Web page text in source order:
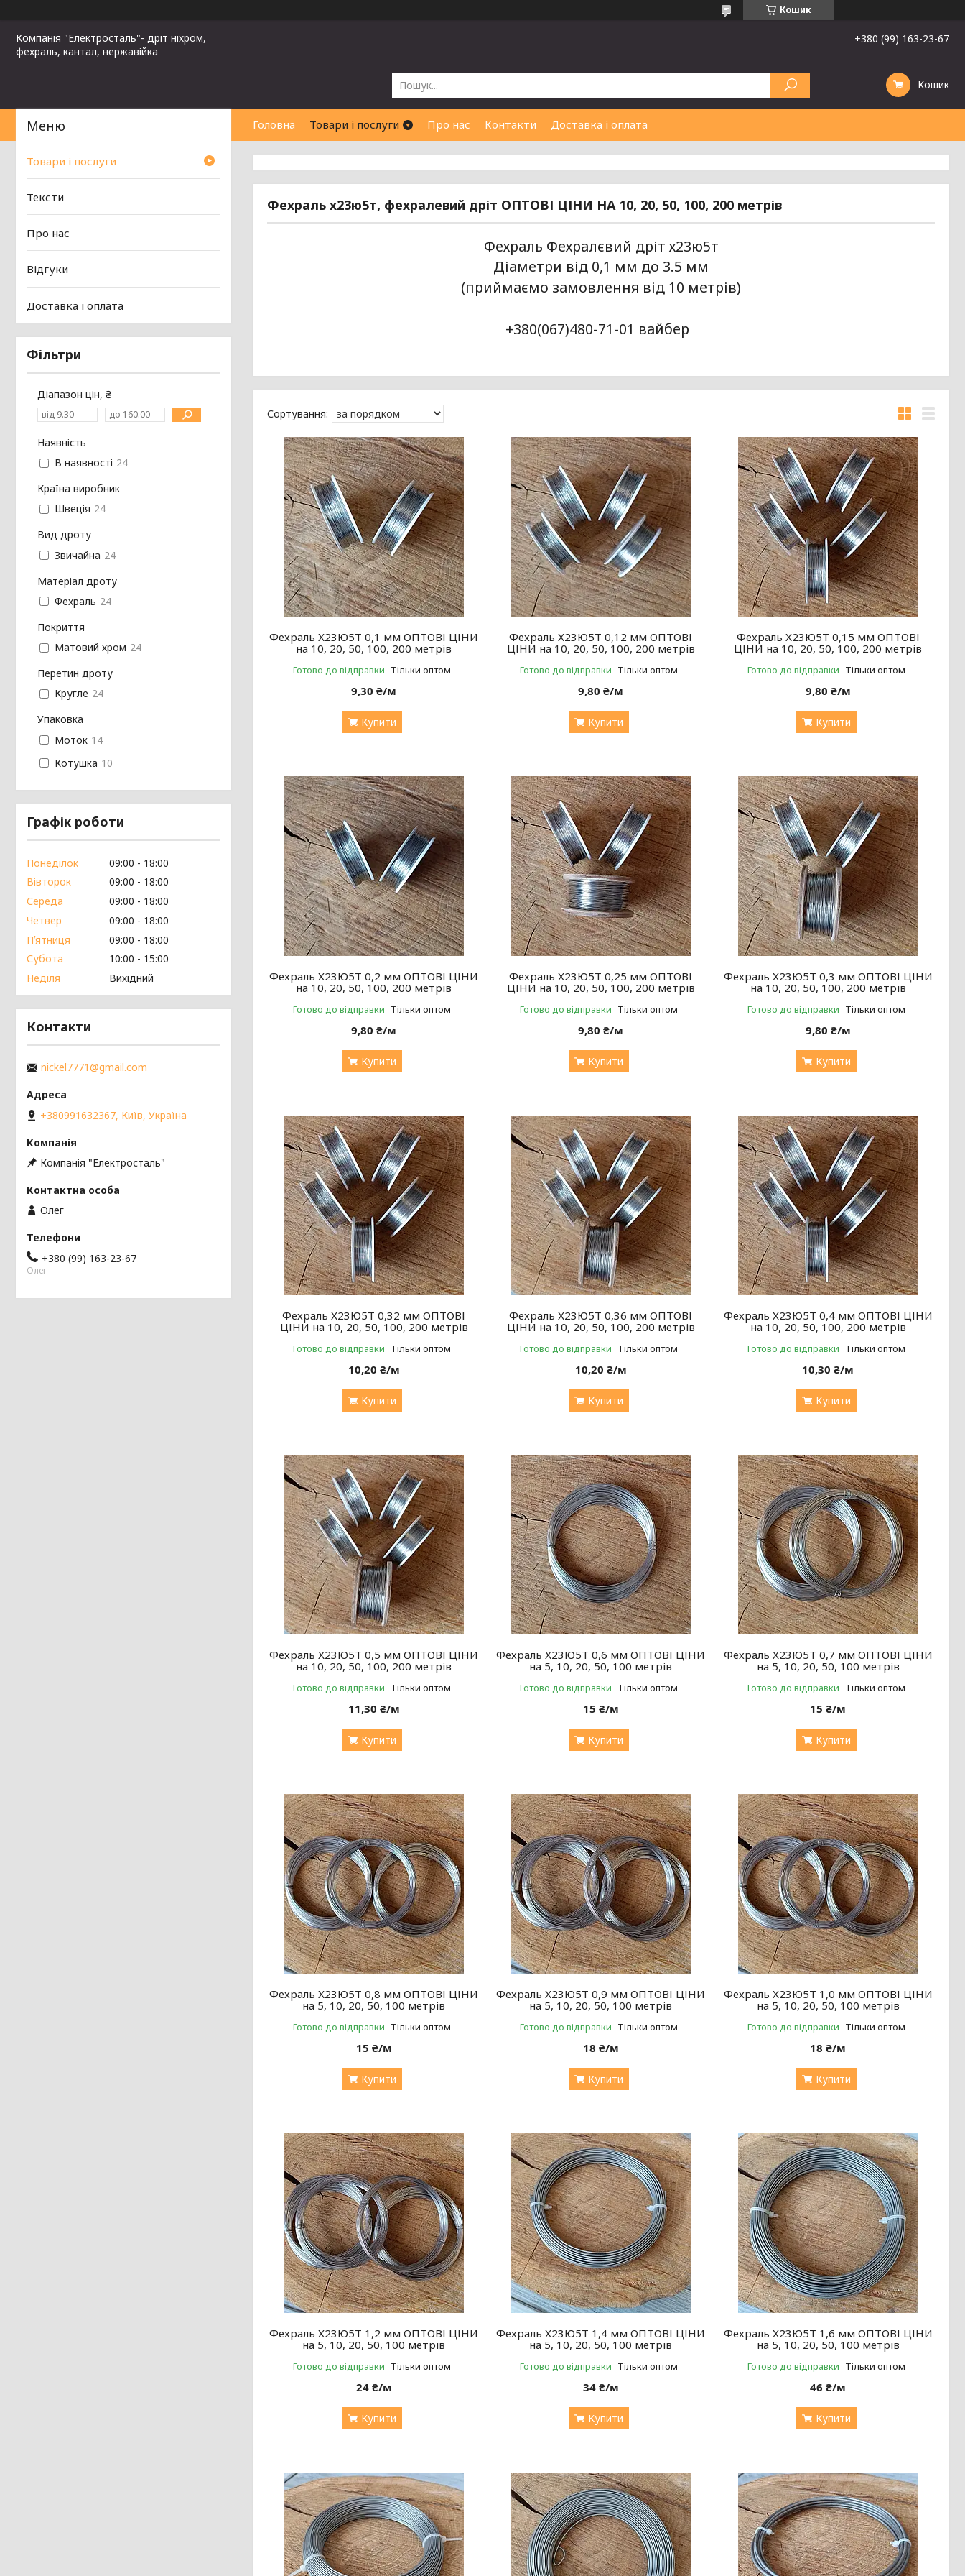
Кошик
Компанія "Електросталь"- дріт ніхром,
фехраль, кантал, нержавійка
+380 (99) 163-23-67
Кошик
Головна Товари і послуги Про нас Контакти Доставка і оплата
Фехраль х23ю5т, фехралевий дріт ОПТОВІ ЦІНИ НА 10, 20, 50, 100, 200 метрів
Фехраль Фехралєвий дріт х23ю5т
Діаметри від 0,1 мм до 3.5 мм
(приймаємо замовлення від 10 метрів)
+380(067)480-71-01 вайбер
Фехраль Х23Ю5Т 0,1 мм ОПТОВІ ЦІНИ
на 10, 20, 50, 100, 200 метрів
Готово до відправки Тільки оптом
9,30 ₴/м
Купити
Фехраль Х23Ю5Т 0,12 мм ОПТОВІ
ЦІНИ на 10, 20, 50, 100, 200 метрів
Готово до відправки Тільки оптом
9,80 ₴/м
Купити
Фехраль Х23Ю5Т 0,15 мм ОПТОВІ
ЦІНИ на 10, 20, 50, 100, 200 метрів
Готово до відправки Тільки оптом
9,80 ₴/м
Купити
Фехраль Х23Ю5Т 0,2 мм ОПТОВІ ЦІНИ
на 10, 20, 50, 100, 200 метрів
Готово до відправки Тільки оптом
9,80 ₴/м
Купити
Фехраль Х23Ю5Т 0,25 мм ОПТОВІ
ЦІНИ на 10, 20, 50, 100, 200 метрів
Готово до відправки Тільки оптом
9,80 ₴/м
Купити
Фехраль Х23Ю5Т 0,3 мм ОПТОВІ ЦІНИ
на 10, 20, 50, 100, 200 метрів
Готово до відправки Тільки оптом
9,80 ₴/м
Купити
Фехраль Х23Ю5Т 0,32 мм ОПТОВІ
ЦІНИ на 10, 20, 50, 100, 200 метрів
Готово до відправки Тільки оптом
10,20 ₴/м
Купити
Фехраль Х23Ю5Т 0,36 мм ОПТОВІ
ЦІНИ на 10, 20, 50, 100, 200 метрів
Готово до відправки Тільки оптом
10,20 ₴/м
Купити
Фехраль Х23Ю5Т 0,4 мм ОПТОВІ ЦІНИ
на 10, 20, 50, 100, 200 метрів
Готово до відправки Тільки оптом
10,30 ₴/м
Купити
Фехраль Х23Ю5Т 0,5 мм ОПТОВІ ЦІНИ
на 10, 20, 50, 100, 200 метрів
Готово до відправки Тільки оптом
11,30 ₴/м
Купити
Фехраль Х23Ю5Т 0,6 мм ОПТОВІ ЦІНИ
на 5, 10, 20, 50, 100 метрів
Готово до відправки Тільки оптом
15 ₴/м
Купити
Фехраль Х23Ю5Т 0,7 мм ОПТОВІ ЦІНИ
на 5, 10, 20, 50, 100 метрів
Готово до відправки Тільки оптом
15 ₴/м
Купити
Фехраль Х23Ю5Т 0,8 мм ОПТОВІ ЦІНИ
на 5, 10, 20, 50, 100 метрів
Готово до відправки Тільки оптом
15 ₴/м
Купити
Фехраль Х23Ю5Т 0,9 мм ОПТОВІ ЦІНИ
на 5, 10, 20, 50, 100 метрів
Готово до відправки Тільки оптом
18 ₴/м
Купити
Фехраль Х23Ю5Т 1,0 мм ОПТОВІ ЦІНИ
на 5, 10, 20, 50, 100 метрів
Готово до відправки Тільки оптом
18 ₴/м
Купити
Фехраль Х23Ю5Т 1,2 мм ОПТОВІ ЦІНИ
на 5, 10, 20, 50, 100 метрів
Готово до відправки Тільки оптом
24 ₴/м
Купити
Фехраль Х23Ю5Т 1,4 мм ОПТОВІ ЦІНИ
на 5, 10, 20, 50, 100 метрів
Готово до відправки Тільки оптом
34 ₴/м
Купити
Фехраль Х23Ю5Т 1,6 мм ОПТОВІ ЦІНИ
на 5, 10, 20, 50, 100 метрів
Готово до відправки Тільки оптом
46 ₴/м
Купити
Товари і послуги
Тексти
Про нас
Відгуки
Доставка і оплата
Фільтри
Діапазон цін, ₴
Наявність
В наявності 24
Країна виробник
Швеція 24
Вид дроту
Звичайна 24
Матеріал дроту
Фехраль 24
Покриття
Матовий хром 24
Перетин дроту
Кругле 24
Упаковка
Моток 14
Котушка 10
Графік роботи
Понеділок 09:00
18:00
Вівторок
09:00
18:00
Середа
09:00
18:00
Четвер
09:00
18:00
Пʼятниця
09:00
18:00
Субота
10:00
15:00
Неділя
Вихідний
Контакти
nickel7771@gmail.com
+380991632367, Київ, Україна
Компанія "Електросталь"
Олег
+380 (99) 163-23-67
Олег